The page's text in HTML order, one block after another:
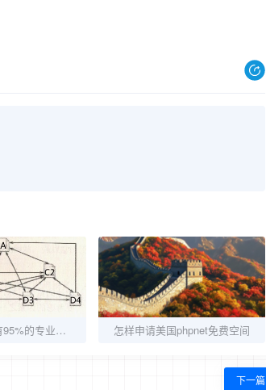
要做好SEO你有95%的专业知识么 怎样申请美国phpnet免费空间
下一篇